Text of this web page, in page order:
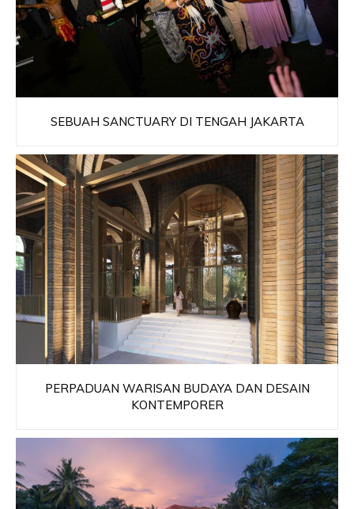
SEBUAH SANCTUARY DI TENGAH JAKARTA
PERPADUAN WARISAN BUDAYA DAN DESAIN
KONTEMPORER